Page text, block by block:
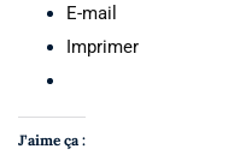
E-mail
Imprimer
J’aime ça :